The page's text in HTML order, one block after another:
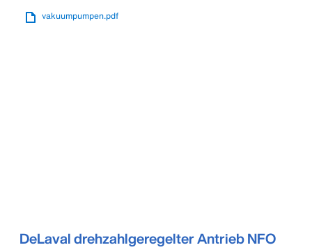
vakuumpumpen.pdf
DeLaval drehzahlgeregelter Antrieb NFO